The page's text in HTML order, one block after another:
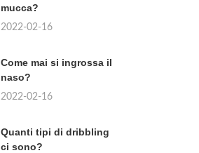
mucca?
2022-02-16
Come mai si ingrossa il
naso?
2022-02-16
Quanti tipi di dribbling
ci sono?